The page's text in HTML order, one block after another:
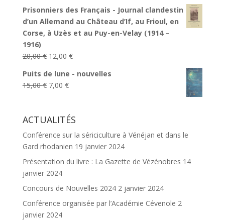
initial
était :
15,00 €.
actuel
est :
8,00 €.
Prisonniers des Français - Journal clandestin
d’un Allemand au Château d’If, au Frioul, en
Corse, à Uzès et au Puy-en-Velay (1914 –
1916)
20,00€ Le
initial
était :
12,00 €Le
actuel
Puits de lune - nouvelles
15,00€ Le
était :
7,00 €Le
est :
7,00 €.
ACTUALITÉS
Conférence sur la sériciculture à Vénéjan et dans le
Gard rhodanien 19 janvier 2024
Présentation du livre : La Gazette de Vézénobres 14
janvier 2024
Concours de Nouvelles 2024 2 janvier 2024
Conférence organisée par l’Académie Cévenole 2
janvier 2024